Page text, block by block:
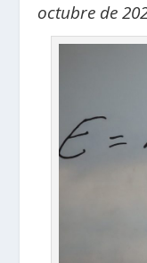
octubre de